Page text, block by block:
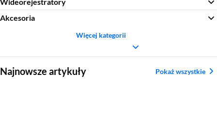
Akcesoria
Więcej kategorii
Najnowsze artykuły Pokaż wszystkie